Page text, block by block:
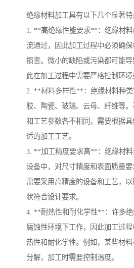
绝缘材料加工具有以下几个显著特
1. **高绝缘性能要求**：绝缘材
流通过，因此加工过程中必须确
损害。微小的缺陷或污染都可能
此在加工过程中需要严格控制环境
2. **材料多样性**：绝缘材料种
胶、陶瓷、玻璃、云母、纤维等
和工艺参数各不相同，需要根据
适的加工工艺。
3. **加工精度要求高**：绝缘材
设备中，对尺寸精度和表面质量
需要采用高精度的设备和工艺，
状符合设计要求。
4. **耐热性和耐化学性**：许多
腐蚀性环境下工作，因此加工过
热性和耐化学性。例如，某些材
分解，加工时需要控制温度。